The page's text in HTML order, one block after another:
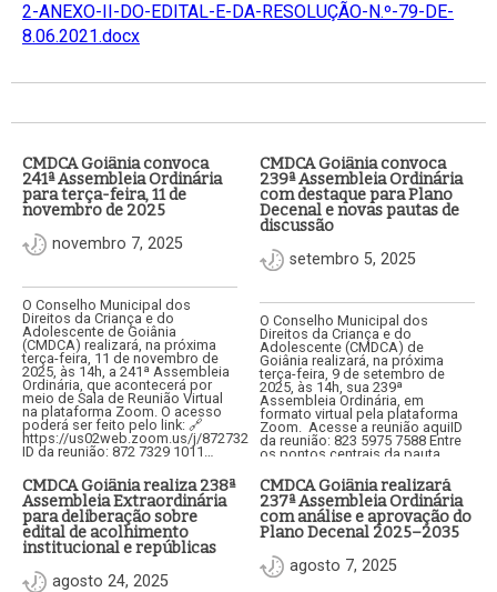
2-ANEXO-II-DO-EDITAL-E-DA-RESOLUÇÃO-N.º-79-DE-
8.06.2021.docx
CMDCA Goiânia convoca
241ª Assembleia Ordinária
para terça-feira, 11 de
novembro de 2025
novembro 7, 2025
O Conselho Municipal dos
Direitos da Criança e do
Adolescente de Goiânia
(CMDCA) realizará, na próxima
terça-feira, 11 de novembro de
2025, às 14h, a 241ª Assembleia
Ordinária, que acontecerá por
meio de Sala de Reunião Virtual
na plataforma Zoom. O acesso
poderá ser feito pelo link: 🔗
https://us02web.zoom.us/j/87273291011🆔
ID da reunião: 872 7329 1011…
CMDCA Goiânia convoca
239ª Assembleia Ordinária
com destaque para Plano
Decenal e novas pautas de
discussão
setembro 5, 2025
O Conselho Municipal dos
Direitos da Criança e do
Adolescente (CMDCA) de
Goiânia realizará, na próxima
terça-feira, 9 de setembro de
2025, às 14h, sua 239ª
Assembleia Ordinária, em
formato virtual pela plataforma
Zoom. Acesse a reunião aquiID
da reunião: 823 5975 7588 Entre
os pontos centrais da pauta
CMDCA Goiânia realiza 238ª
Assembleia Extraordinária
para deliberação sobre
edital de acolhimento
institucional e repúblicas
agosto 24, 2025
CMDCA Goiânia realizará
237ª Assembleia Ordinária
com análise e aprovação do
Plano Decenal 2025–2035
agosto 7, 2025